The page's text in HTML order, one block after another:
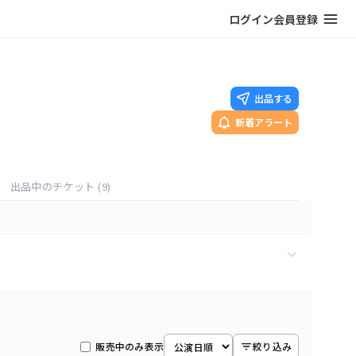
ログイン会員登録
出品する
新着アラート
出品中のチケット (9)
販売中のみ表示 絞り込み